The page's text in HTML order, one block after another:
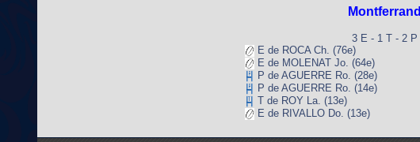
Montferrand
3 E - 1 T - 2 P
E de ROCA Ch. (76e)
E de MOLENAT Jo. (64e)
P de AGUERRE Ro. (28e)
P de AGUERRE Ro. (14e)
T de ROY La. (13e)
E de RIVALLO Do. (13e)